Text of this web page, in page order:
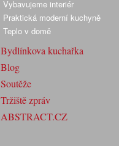
Vybavujeme interiér
Praktická moderní kuchyně
Teplo v domě
Bydlínkova kuchařka
Blog
Soutěže
Tržiště zpráv
ABSTRACT.CZ